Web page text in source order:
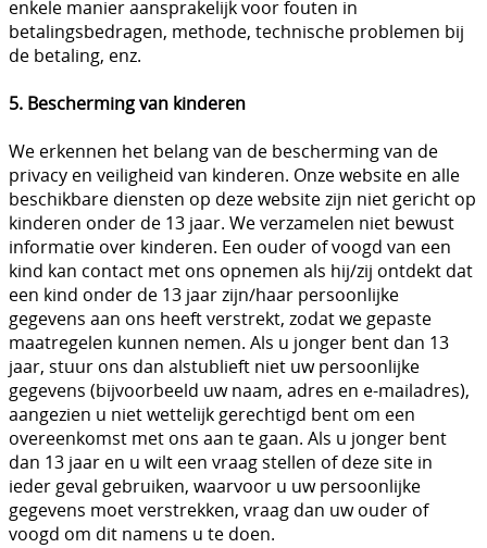
enkele manier aansprakelijk voor fouten in
betalingsbedragen, methode, technische problemen bij
de betaling, enz.
5. Bescherming van kinderen
We erkennen het belang van de bescherming van de
privacy en veiligheid van kinderen. Onze website en alle
beschikbare diensten op deze website zijn niet gericht op
kinderen onder de 13 jaar. We verzamelen niet bewust
informatie over kinderen. Een ouder of voogd van een
kind kan contact met ons opnemen als hij/zij ontdekt dat
een kind onder de 13 jaar zijn/haar persoonlijke
gegevens aan ons heeft verstrekt, zodat we gepaste
maatregelen kunnen nemen. Als u jonger bent dan 13
jaar, stuur ons dan alstublieft niet uw persoonlijke
gegevens (bijvoorbeeld uw naam, adres en e-mailadres),
aangezien u niet wettelijk gerechtigd bent om een
overeenkomst met ons aan te gaan. Als u jonger bent
dan 13 jaar en u wilt een vraag stellen of deze site in
ieder geval gebruiken, waarvoor u uw persoonlijke
gegevens moet verstrekken, vraag dan uw ouder of
voogd om dit namens u te doen.